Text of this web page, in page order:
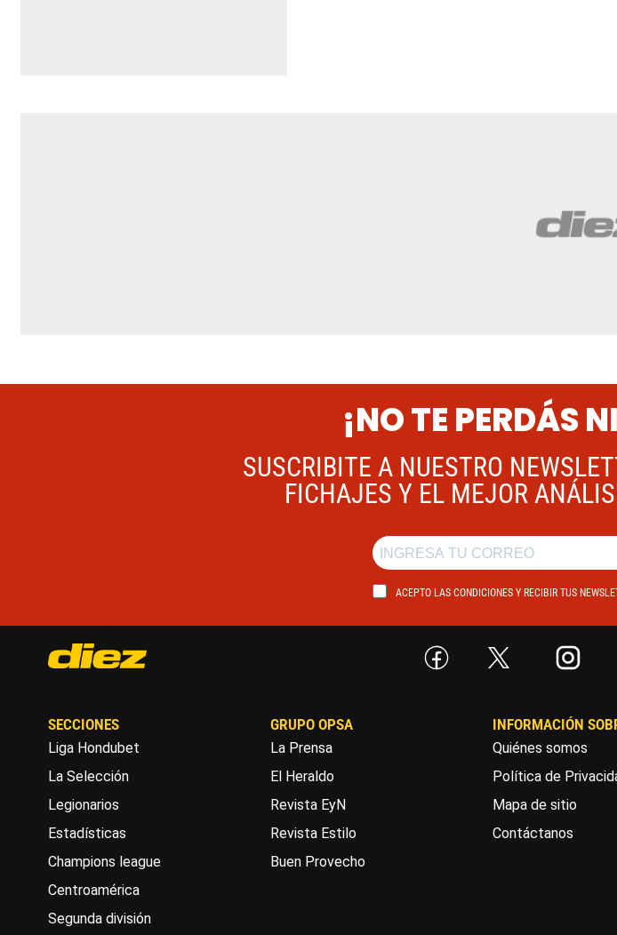
¡NO TE PERDÁS
SUSCRIBITE A NUESTRO
FICHAJES Y EL MEJOR
ACEPTO LAS CONDICIONES Y RECIBIR TUS
SECCIONES
Liga Hondubet
La Selección
Legionarios
Estadísticas
Champions league
Centroamérica
Segunda división
GRUPO OPSA
La Prensa
El Heraldo
Revista EyN
Revista Estilo
Buen Provecho
INFORMACIÓN
Quiénes somos
Política de
Mapa de sitio
Contáctanos